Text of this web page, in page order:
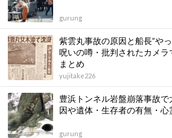
gurung
紫雲丸事故の原因と船長”や
呪いの噂・批判されたカメ
まとめ
yujitake226
豊浜トンネル岩盤崩落事故
因や遺体・生存者の有無・
gurung